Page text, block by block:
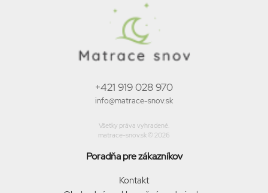
+421 919 028 970
info@matrace-snov.sk
Všetky práva vyhradené.
matrace-snov.sk © 2026
Poradňa pre zákazníkov
Kontakt